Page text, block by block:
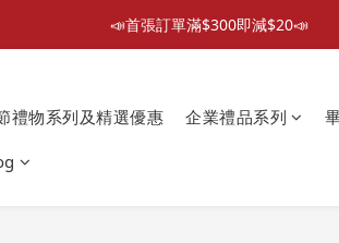
📣首張訂單滿$300即減$20📣
📣首張訂單滿$300即減$20📣
📦折後付款滿$300免運費 （香港、澳
禮物系列及精選優惠 企業禮品系列